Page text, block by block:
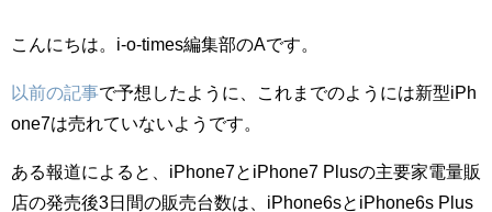
こんにちは。i-o-times編集部のAです。
以前の記事で予想したように、これまでのようには新型iPh
one7は売れていないようです。
ある報道によると、iPhone7とiPhone7 Plusの主要家電量販
店の発売後3日間の販売台数は、iPhone6sとiPhone6s Plus